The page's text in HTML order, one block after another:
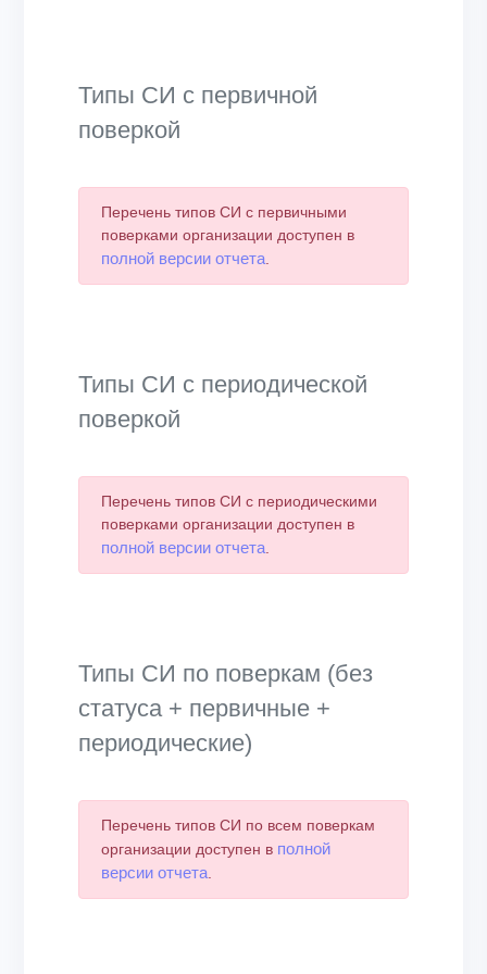
Типы СИ с первичной
поверкой
Перечень типов СИ с первичными
поверками организации доступен в
полной версии отчета.
Типы СИ с периодической
поверкой
Перечень типов СИ с периодическими
поверками организации доступен в
полной версии отчета.
Типы СИ по поверкам (без
статуса + первичные +
периодические)
Перечень типов СИ по всем поверкам
организации доступен в полной
версии отчета.